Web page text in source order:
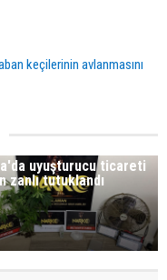
keçilerinin avlanmasını
uyuşturucu ticareti
zanlı tutuklandı